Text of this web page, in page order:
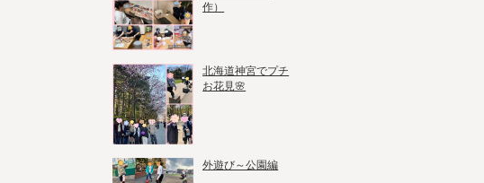
作）
北海道神宮でプチ
お花見🌸
外遊び～公園編